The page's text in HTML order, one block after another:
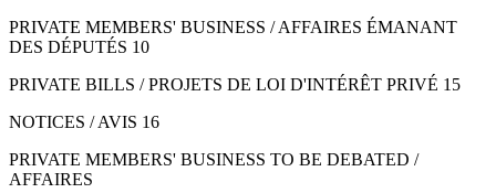
PRIVATE MEMBERS' BUSINESS / AFFAIRES ÉMANANT
DES DÉPUTÉS 10
PRIVATE BILLS / PROJETS DE LOI D'INTÉRÊT PRIVÉ 15
NOTICES / AVIS 16
PRIVATE MEMBERS' BUSINESS TO BE DEBATED /
AFFAIRES